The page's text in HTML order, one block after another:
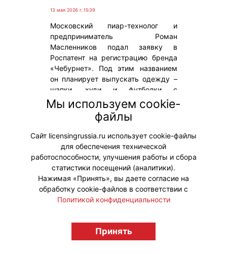
13 мая 2026 г. 15:39
Московский пиар-технолог и
предприниматель Роман
Масленников подал заявку в
Роспатент на регистрацию бренда
«Чебурнет». Под этим названием
он планирует выпускать одежду –
шапки, худи и футболки с
ироничными надписями про
нестабильную связь и цифровую
#НовыеЛицензии #Роспатент
licensingrussia.ru, 2009-2026 12+
Мы используем cookie-
файлы
Сайт licensingrussia.ru использует cookie-файлы
для обеспечения технической
работоспособности, улучшения работы и сбора
статистики посещений (аналитики).
Нажимая «Принять», вы даете согласие на
обработку cookie-файлов в соответствии с
Политикой конфиденциальности
Принять